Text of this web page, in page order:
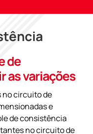
de
as variações
no circuito de
e
de consistência
no circuito de